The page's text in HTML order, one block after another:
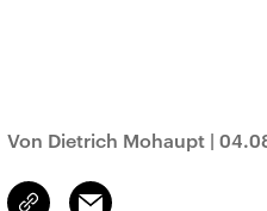
Von Dietrich Mohaupt |
Link
Email